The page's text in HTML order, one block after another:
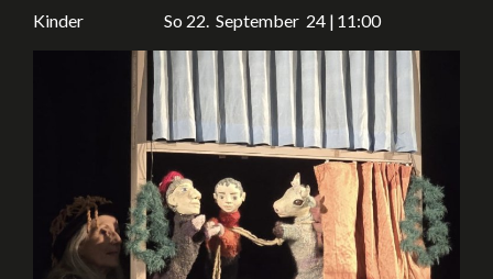
Kinder So 22. September 24 11:00